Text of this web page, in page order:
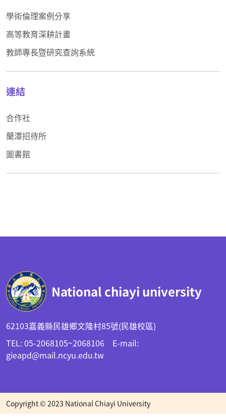
學術倫理案例分享
高等教育深耕計畫
教師專長暨研究查詢系統
連結
合作社
蘭潭招待所
圖書館
National chiayi university
62103嘉義縣民雄鄉文隆村85號(民雄校區)
TEL: 05-2068105~2068106 E-mail:
gieapd@mail.ncyu.edu.tw
Copyright © 2023 National Chiayi University